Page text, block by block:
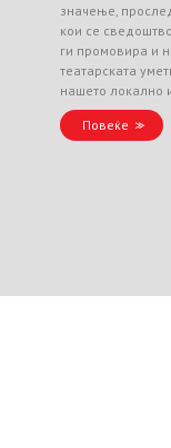
значење,
кои се
ги промовира и
театарската
нашето локално
Повеќе